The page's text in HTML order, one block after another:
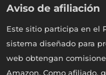
Aviso de afiliación
Este sitio participa en el
sistema diseñado para
web obtengan
Amazon. Como afiliado,